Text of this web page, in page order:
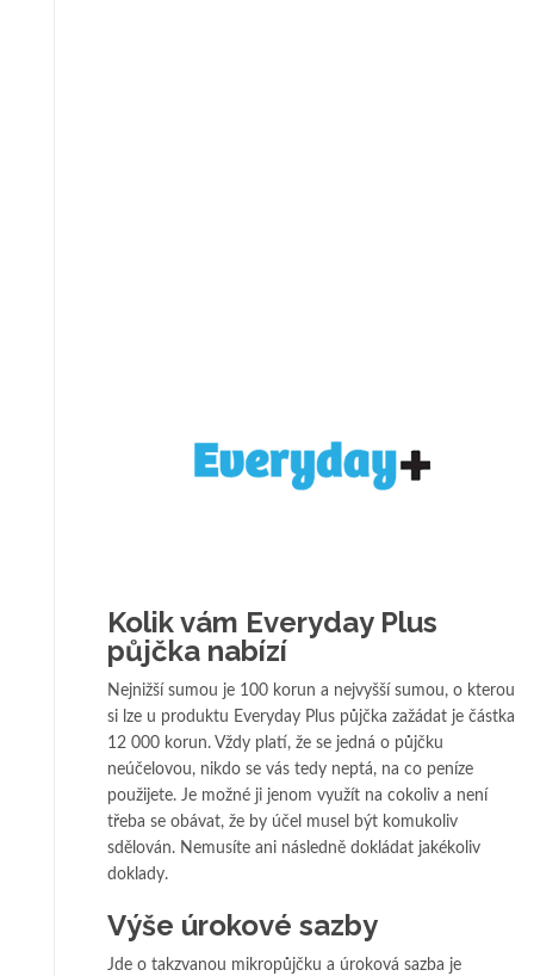
Kolik vám Everyday Plus
půjčka nabízí
Nejnižší sumou je 100 korun a nejvyšší sumou, o kterou
si lze u produktu Everyday Plus půjčka zažádat je částka
12 000 korun. Vždy platí, že se jedná o půjčku
neúčelovou, nikdo se vás tedy neptá, na co peníze
použijete. Je možné ji jenom využít na cokoliv a není
třeba se obávat, že by účel musel být komukoliv
sdělován. Nemusíte ani následně dokládat jakékoliv
doklady.
Výše úrokové sazby
Jde o takzvanou mikropůjčku a úroková sazba je